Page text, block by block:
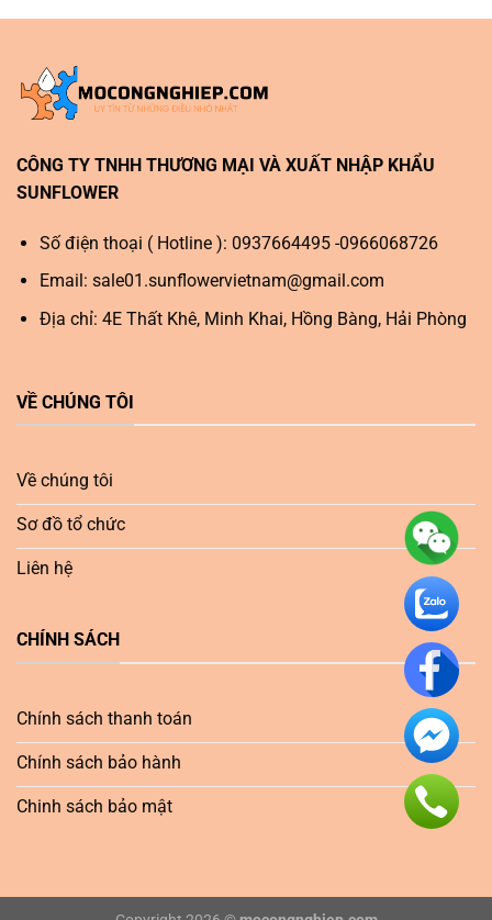
CÔNG TY TNHH THƯƠNG MẠI VÀ XUẤT NHẬP KHẨU
SUNFLOWER
Số điện thoại ( Hotline ): 0937664495 -0966068726
Email: sale01.sunflowervietnam@gmail.com
Địa chỉ: 4E Thất Khê, Minh Khai, Hồng Bàng, Hải Phòng
VỀ CHÚNG TÔI
Về chúng tôi
Sơ đồ tổ chức
Liên hệ
CHÍNH SÁCH
Chính sách thanh toán
Chính sách bảo hành
Chinh sách bảo mật